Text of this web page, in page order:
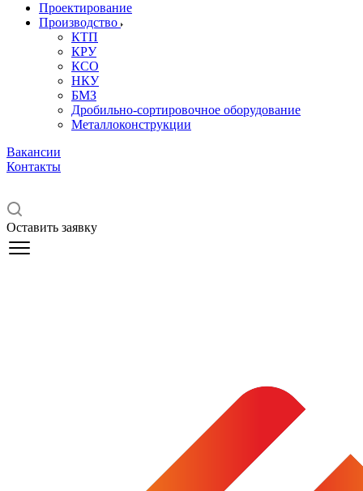
Проектирование
Производство
КТП
КРУ
КСО
НКУ
БМЗ
Дробильно-сортировочное оборудование
Металлоконструкции
Вакансии
Контакты
Оставить заявку